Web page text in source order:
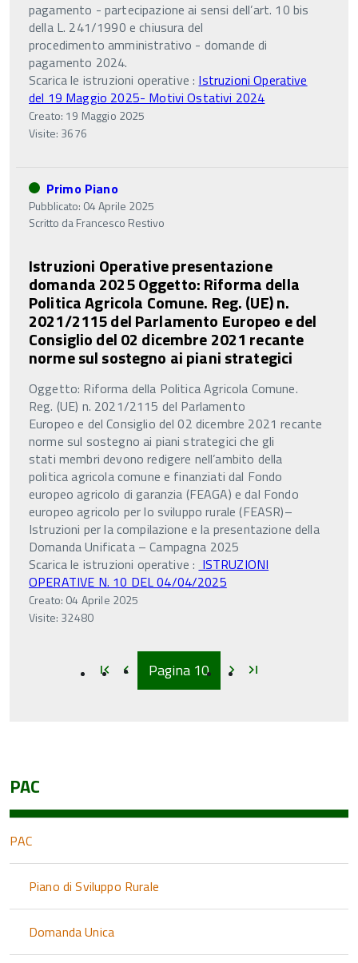
pagamento - partecipazione ai sensi dell’art. 10 bis
della L. 241/1990 e chiusura del
procedimento amministrativo - domande di
pagamento 2024.
Scarica le istruzioni operative : Istruzioni Operative
del 19 Maggio 2025- Motivi Ostativi 2024
Creato: 19 Maggio 2025
Visite: 3676
Primo Piano
Pubblicato: 04 Aprile 2025
Scritto daFrancesco Restivo
Istruzioni Operative presentazione
domanda 2025 Oggetto: Riforma della
Politica Agricola Comune. Reg. (UE) n.
2021/2115 del Parlamento Europeo e del
Consiglio del 02 dicembre 2021 recante
norme sul sostegno ai piani strategici
Oggetto: Riforma della Politica Agricola Comune.
Reg. (UE) n. 2021/2115 del Parlamento
Europeo e del Consiglio del 02 dicembre 2021 recante
norme sul sostegno ai piani strategici che gli
stati membri devono redigere nell’ambito della
politica agricola comune e finanziati dal Fondo
europeo agricolo di garanzia (FEAGA) e dal Fondo
europeo agricolo per lo sviluppo rurale (FEASR)–
Istruzioni per la compilazione e la presentazione della
Domanda Unificata – Campagna 2025
Scarica le istruzioni operative : ISTRUZIONI
OPERATIVE N. 10 DEL 04/04/2025
Creato: 04 Aprile 2025
Visite: 32480
first_page Inizio
chevron_left Inizio
Pagina 10 chevron_right Inizio
last_page
PAC
PAC
Piano di Sviluppo Rurale
Domanda Unica